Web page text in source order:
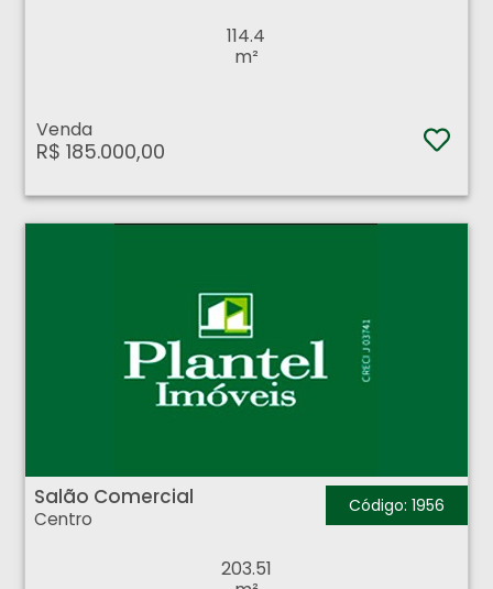
114.4
m²
Venda
R$ 185.000,00
Salão Comercial
Centro
Código: 1956
203.51